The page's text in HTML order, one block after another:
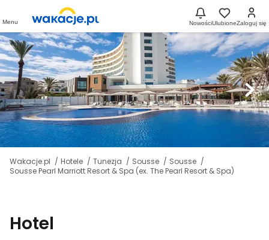
Menu NowościUlubioneZaloguj się
Wakacje.pl Hotele Tunezja Sousse
Sousse
Sousse Pearl Marriott Resort & Spa (ex. The Pearl Resort & Spa)
Hotel